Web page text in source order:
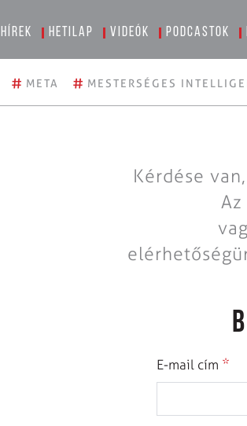
Hírek Hetilap Videók Podcastok
# META # MESTERSÉGES
Kérdése
Az
E-mail cím *